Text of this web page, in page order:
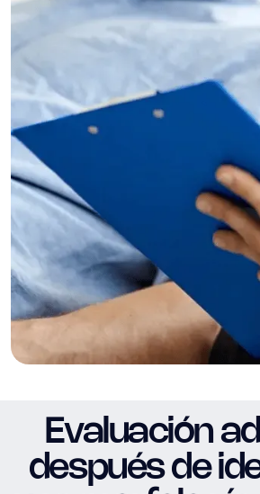
Evaluación
después de